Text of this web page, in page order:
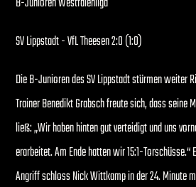
SV Lippstadt - VfL Theesen 2:0 (1:0)
Die B-Junioren des SV Lippstadt stürmen weiter
Trainer Benedikt Grabsch freute sich, dass seine
ließ: „Wir haben hinten gut verteidigt und uns
erarbeitet. Am Ende hatten wir 15:1-Torschüsse.“
Angriff schloss Nick Wittkamp in der 24. Minute